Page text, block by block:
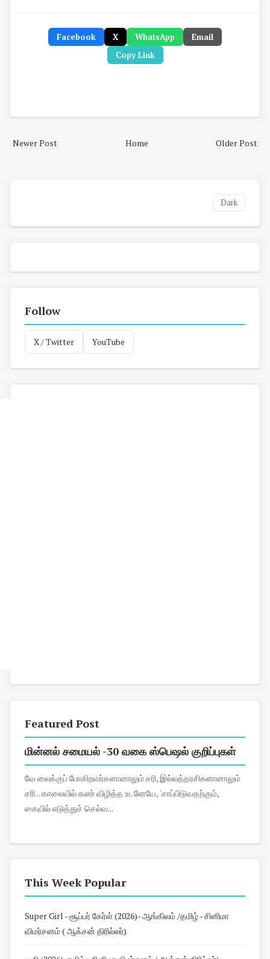
Facebook X WhatsApp
Email
Copy Link
Newer Post Older Post
Home
Dark
Follow
X / Twitter YouTube
Featured Post
மின்னல் சமையல் -30 வகை ஸ்பெஷல் குறிப்புகள்
வே லைக்குப் போகிறவர்களானாலும் சரி, இல்லத்தரசிகளானாலும்
சரி... காலையில் கண் விழித்த உடனேயே, 'சாப்பிடுவதற்கும்,
கையில் எடுத்துச் செல்வ...
This Week Popular
Super Girl - சூப்பர் கேர்ள் (2026)- ஆங்கிலம் /தமிழ் - சினிமா
விமர்சனம் ( ஆக்சன் திரில்லர்)